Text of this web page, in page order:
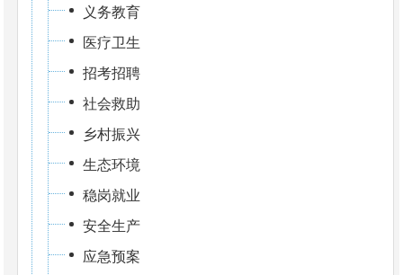
义务教育
医疗卫生
招考招聘
社会救助
乡村振兴
生态环境
稳岗就业
安全生产
应急预案